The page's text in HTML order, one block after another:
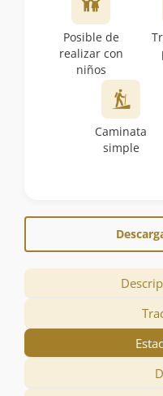
Posible de
realizar con
niños
Caminata
simple